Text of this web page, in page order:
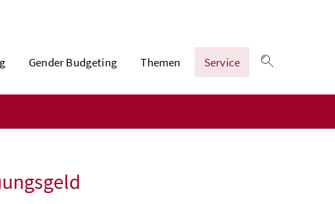
Gender Budgeting Themen
Service